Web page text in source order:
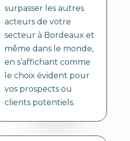
surpasser les autres
acteurs de votre
secteur à Bordeaux et
même dans le monde,
en s’affichant comme
le choix évident pour
vos prospects ou
clients potentiels.